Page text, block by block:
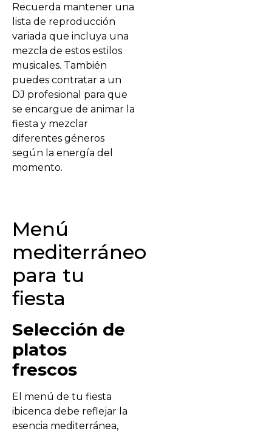
Recuerda mantener una
lista de reproducción
variada que incluya una
mezcla de estos estilos
musicales. También
puedes contratar a un
DJ profesional para que
se encargue de animar la
fiesta y mezclar
diferentes géneros
según la energía del
momento.
Menú
mediterráneo
para tu
fiesta
Selección de
platos
frescos
El menú de tu fiesta
ibicenca debe reflejar la
esencia mediterránea,